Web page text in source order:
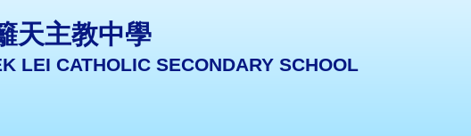
天主教中學
LEI CATHOLIC SECONDARY SCHOOL